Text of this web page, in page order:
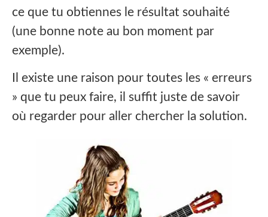
ce que tu obtiennes le résultat souhaité
(une bonne note au bon moment par
exemple).
Il existe une raison pour toutes les « erreurs
» que tu peux faire, il suffit juste de savoir
où regarder pour aller chercher la solution.